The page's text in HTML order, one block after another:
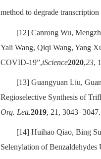
method to degrade transcription
[12] Canrong Wu,
Yali Wang, Qiqi Wang, Yang
COVID-19”,iScience2020,23,
[13] Guangyuan Liu,
Regioselective Synthesis of
Org. Lett.2019, 21, 3043−3047.
[14] Huihao Qiao, Bing
Selenylation of